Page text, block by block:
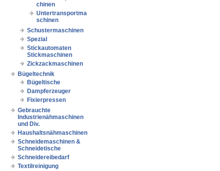
chinen
Untertransportma
schinen
Schustermaschinen
Spezial
Stickautomaten
Stickmaschinen
Zickzackmaschinen
Bügeltechnik
Bügeltische
Dampferzeuger
Fixierpressen
Gebrauchte
Industrienähmaschinen
und Div.
Haushaltsnähmaschinen
Schneidemaschinen &
Schneidetische
Schneidereibedarf
Textilreinigung